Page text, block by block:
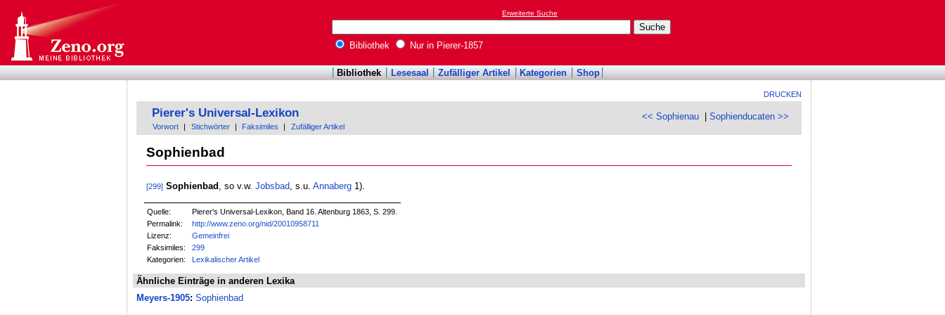
Erweiterte Suche
Bibliothek Nur in Pierer-1857
Bibliothek Lesesaal Zufälliger Artikel Kategorien Shop
DRUCKEN
<< Sophienau |Sophienducaten >>
Pierer's Universal-Lexikon
Vorwort Stichwörter Faksimiles Zufälliger Artikel
Sophienbad
[299] Sophienbad , so v.w. Jobsbad , s.u. Annaberg1).
Quelle:
Pierer's Universal-Lexikon, Band 16. Altenburg 1863, S. 299.
Permalink:
http://www.zeno.org/nid/20010958711
Lizenz:
Gemeinfrei
Faksimiles:
299
Kategorien:
Lexikalischer Artikel
Ähnliche Einträge in anderen Lexika
Meyers-1905: Sophienbad